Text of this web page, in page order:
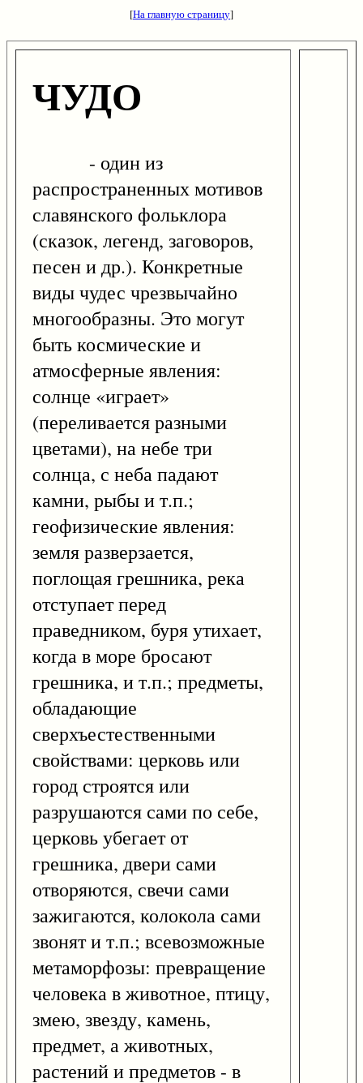
[На главную страницу]
ЧУДО
- один из
распространенных мотивов
славянского фольклора
(сказок, легенд, заговоров,
песен и др.). Конкретные
виды чудес чрезвычайно
многообразны. Это могут
быть космические и
атмосферные явления:
солнце «играет»
(переливается разными
цветами), на небе три
солнца, с неба падают
камни, рыбы и т.п.;
геофизические явления:
земля разверзается,
поглощая грешника, река
отступает перед
праведником, буря утихает,
когда в море бросают
грешника, и т.п.; предметы,
обладающие
сверхъестественными
свойствами: церковь или
город строятся или
разрушаются сами по себе,
церковь убегает от
грешника, двери сами
отворяются, свечи сами
зажигаются, колокола сами
звонят и т.п.; всевозможные
метаморфозы: превращение
человека в животное, птицу,
змею, звезду, камень,
предмет, а животных,
растений и предметов - в